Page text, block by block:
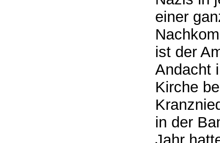
einer
ist der
Andacht
Kirche
in der